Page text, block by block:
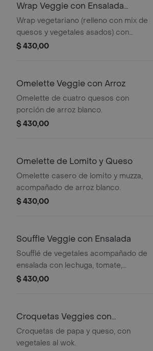
Wrap Veggie con Ensalada
Completa
Wrap vegetariano (relleno con mix de
quesos y vegetales asados) con
ensalada completa.
$ 430,00
Omelette Veggie con Arroz
Omelette de cuatro quesos con
porción de arroz blanco.
$ 430,00
Omelette de Lomito y Queso
Omelette casero de lomito y muzza,
acompañado de arroz blanco.
$ 430,00
Souffle Veggie con Ensalada
Soufflé de vegetales acompañado de
ensalada con lechuga, tomate,
zanahoria, maíz y repollo morado.
$ 430,00
Croquetas Veggies con
Vegetales
Croquetas de papa y queso, con
vegetales al wok.